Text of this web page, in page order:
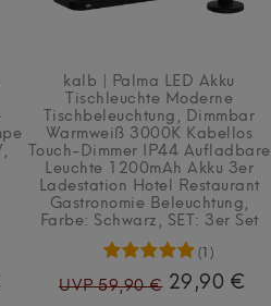
,
kalb | Palma LED Akku
Tischleuchte Moderne
Tischbeleuchtung, Dimmbar
Warmweiß 3000K Kabellos
Touch-Dimmer IP44 Aufladbare
Leuchte 1200mAh Akku 3er
Ladestation Hotel Restaurant
Gastronomie Beleuchtung ,
Farbe: Schwarz , SET: 3er Set
(1)
UVP 59,90 € 29,90 €